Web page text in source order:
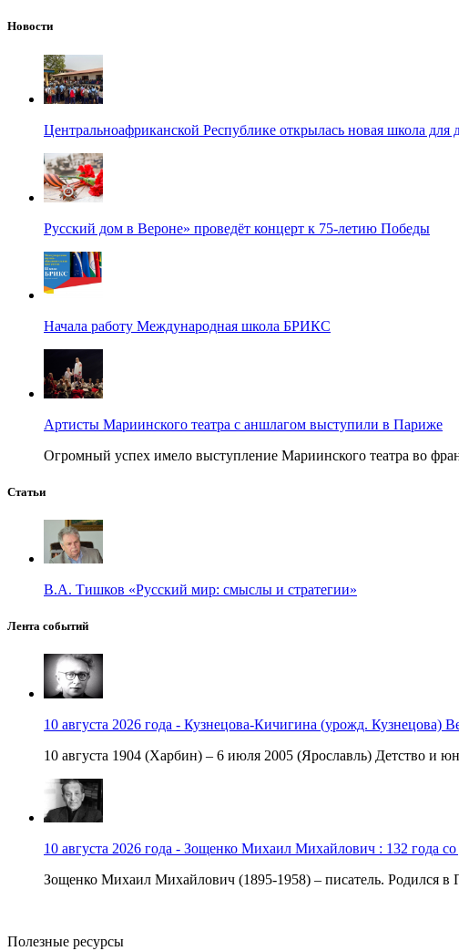
Новости
Центральноафриканской Республике открылась новая школа
Русский дом в Вероне» проведёт концерт к 75-летию Победы
Начала работу Международная школа БРИКС
Артисты Мариинского театра с аншлагом выступили в Париже
Огромный успех имело выступление Мариинского театра во
Статьи
В.А. Тишков «Русский мир: смыслы и стратегии»
Лента событий
10 августа 2026 года - Кузнецова-Кичигина (урожд. Кузнецова)
10 августа 1904 (Харбин) – 6 июля 2005 (Ярославль) Детство и
10 августа 2026 года - Зощенко Михаил Михайлович : 132 года
Зощенко Михаил Михайлович (1895-1958) – писатель. Родился в
Полезные ресурсы